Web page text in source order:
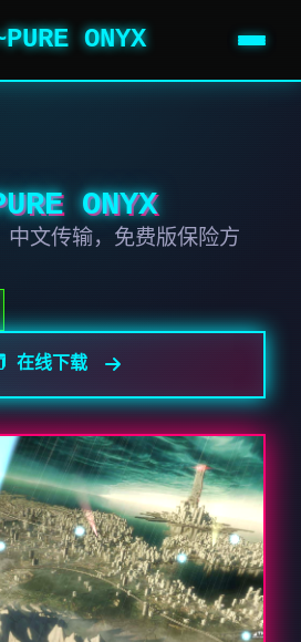
ONYX
ONYX
中文传输，免费版保险方
在线下载